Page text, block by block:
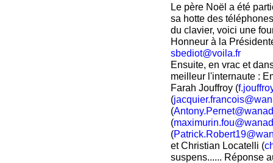
Le père Noël a été
sa hotte des
du clavier, voici une
Honneur à la
sbediot@voila.fr
Ensuite, en vrac et
meilleur l'internaute :
Farah Jouffroy (
(
(
(
(
et Christian Locatelli (
suspens...... Réponse